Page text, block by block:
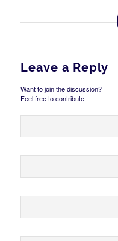
Leave a Reply
Want to join the discussion?
Feel free to contribute!